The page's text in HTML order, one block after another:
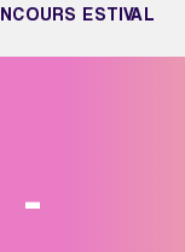
ESTIVAL
-